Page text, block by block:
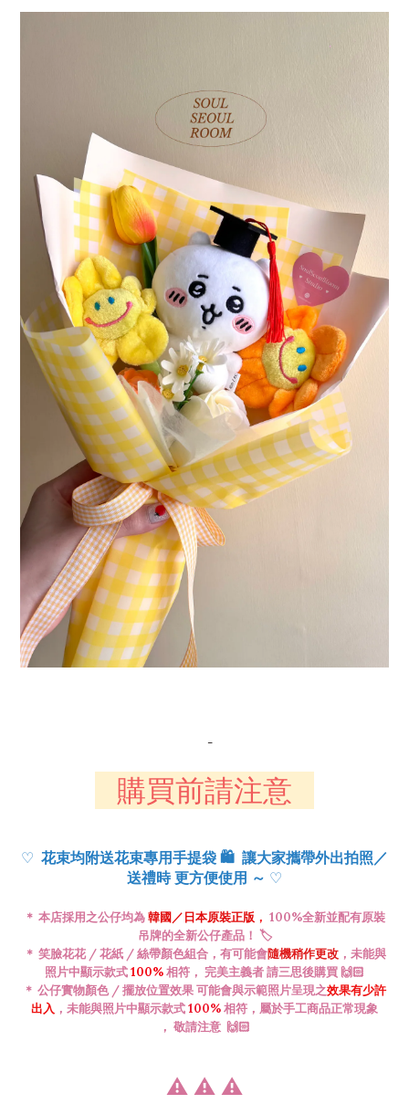
-
購買前請注意
♡ 花束均附送花束專用手提袋 🛍️ 讓大家攜帶外出拍照／
送禮時 更方便使用 ～ ♡
＊ 本店採用之公仔均為韓國／日本原裝正版 ， 100%全新並配有原裝
吊牌的全新公仔產品！ 🏷️
＊ 笑臉花花 / 花紙 / 絲帶顏色組合，有可能會隨機稍作更改，未能與
照片中顯示款式100%相符， 完美主義者 請三思後購買 🙌🏻
＊ 公仔實物顏色 / 擺放位置效果 可能會與示範照片呈現之效果有少許
出入 ， 未能與照片中顯示款式100%相符， 屬於手工商品正常現象
， 敬請注意 🙌🏻
⚠️⚠️⚠️